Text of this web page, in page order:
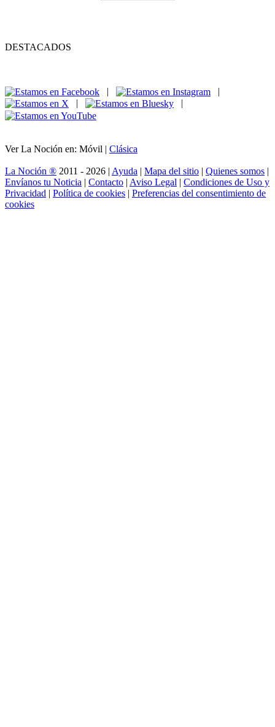
DESTACADOS
|
|
|
|
Ver La Noción en: Móvil | Clásica
La Noción ® 2011 - 2026 | Ayuda | Mapa del sitio | Quienes somos |
Envíanos tu Noticia | Contacto | Aviso Legal | Condiciones de Uso y
Privacidad | Política de cookies | Preferencias del consentimiento de
cookies